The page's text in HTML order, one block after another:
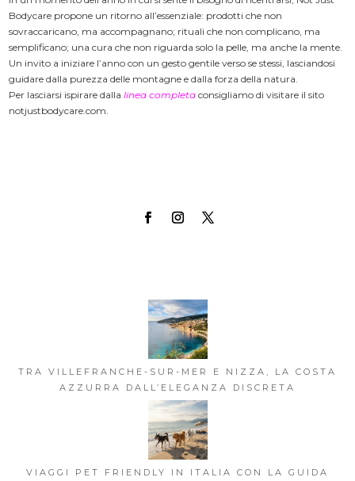
Bodycare propone un ritorno all’essenziale: prodotti che non
sovraccaricano, ma accompagnano; rituali che non complicano, ma
semplificano; una cura che non riguarda solo la pelle, ma anche la mente.
Un invito a iniziare l’anno con un gesto gentile verso se stessi, lasciandosi
guidare dalla purezza delle montagne e dalla forza della natura.
Per lasciarsi ispirare dallalinea completa consigliamo di visitare il sito
notjustbodycare.com.
TRA VILLEFRANCHE-SUR-MER E NIZZA, LA COSTA
AZZURRA DALL’ELEGANZA DISCRETA
VIAGGI PET FRIENDLY IN ITALIA CON LA GUIDA